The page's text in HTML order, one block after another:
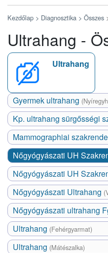
Kezdőlap > Diagnosztika > Összes
Ultrahang -
Ultrahang
Gyermek ultrahang
Kp. ultrahang sürgősségi
Mammographiai
Nőgyógyászati UH
Nőgyógyászati UH
Nőgyógyászati Ultrahang
Nőgyógyászati ultrahang
Ultrahang (Fehérgyarmat)
Ultrahang (Mátészalka)